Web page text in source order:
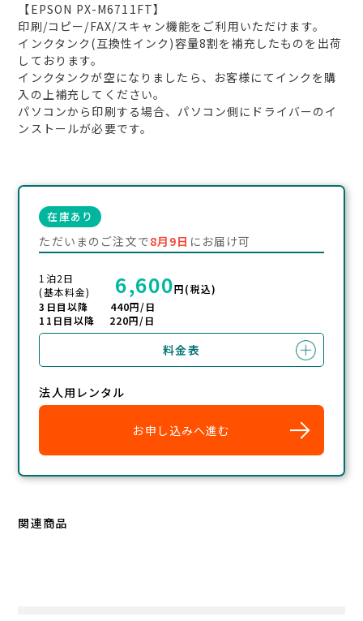
【EPSON PX-M6711FT】
印刷/コピー/FAX/スキャン機能をご利用いただけます。
インクタンク(互換性インク)容量8割を補充したものを出荷
しております。
インクタンクが空になりましたら、お客様にてインクを購
入の上補充してください。
パソコンから印刷する場合、パソコン側にドライバーのイ
ンストールが必要です。
在庫あり
ただいまのご注文で8月9日 にお届け可
1泊2日
(基本料金)
6,600円(税込)
3日目以降 440円/日
11日目以降 220円/日
料金表
法人用レンタル
お申し込みへ進む
関連商品